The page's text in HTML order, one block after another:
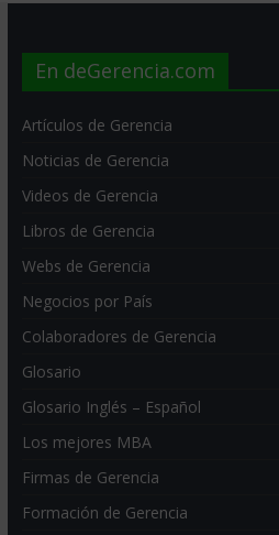
En deGerencia.com
Artículos de Gerencia
Noticias de Gerencia
Videos de Gerencia
Libros de Gerencia
Webs de Gerencia
Negocios por País
Colaboradores de Gerencia
Glosario
Glosario Inglés – Español
Los mejores MBA
Firmas de Gerencia
Formación de Gerencia